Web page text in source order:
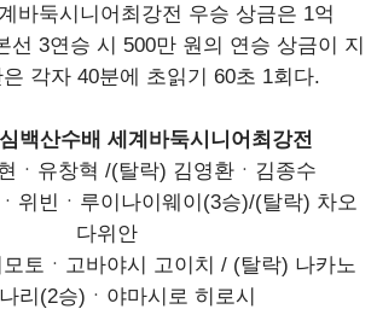
바둑시니어최강전 우승 상금은 1억
선 3연승 시 500만 원의 연승 상금이 지
각자 40분에 초읽기 60초 1회다.
백산수배 세계바둑시니어최강전
ㆍ유창혁 /(탈락) 김영환ㆍ김종수
위빈ㆍ루이나이웨이(3승)/(탈락) 차오
다위안
토ㆍ고바야시 고이치 / (탈락) 나카노
리(2승)ㆍ야마시로 히로시